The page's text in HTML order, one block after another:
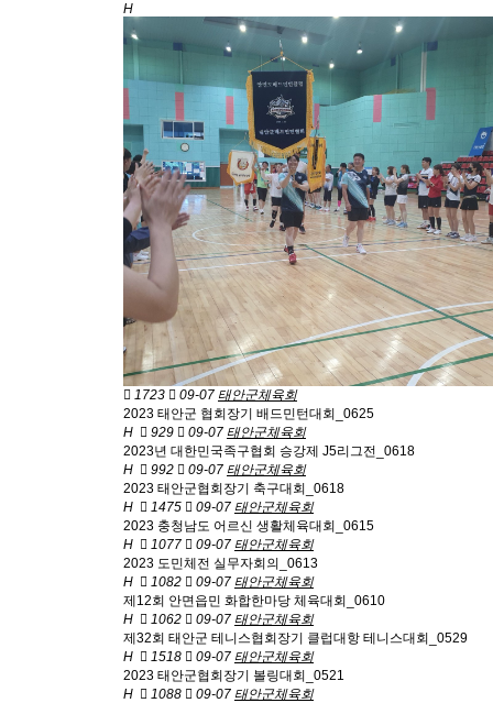
H
1723 09-07 태안군체육회
2023 태안군 협회장기 배드민턴대회_0625
H
929 09-07 태안군체육회
2023년 대한민국족구협회 승강제 J5리그전_0618
H
992 09-07 태안군체육회
2023 태안군협회장기 축구대회_0618
H
1475 09-07 태안군체육회
2023 충청남도 어르신 생활체육대회_0615
H
1077 09-07 태안군체육회
2023 도민체전 실무자회의_0613
H
1082 09-07 태안군체육회
제12회 안면읍민 화합한마당 체육대회_0610
H
1062 09-07 태안군체육회
제32회 태안군 테니스협회장기 클럽대항 테니스대회_0529
H
1518 09-07 태안군체육회
2023 태안군협회장기 볼링대회_0521
H
1088 09-07 태안군체육회